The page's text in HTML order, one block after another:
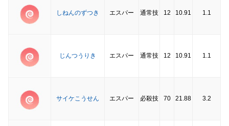
しねんのずつき エスパー 通常技 12 10.91 1.1
じんつうりき エスパー 通常技 12 10.91 1.1
サイケこうせん エスパー 必殺技 70 21.88 3.2